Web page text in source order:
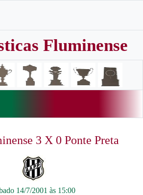
Fluminense
3 X 0 Ponte Preta
14/7/2001 às 15:00